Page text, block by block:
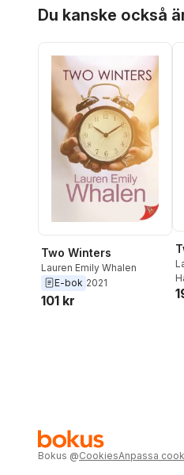
Du kanske också
Two Winters
Lauren Emily Whalen
E-bok 2021
101 kr
Bokus @CookiesAnpassa